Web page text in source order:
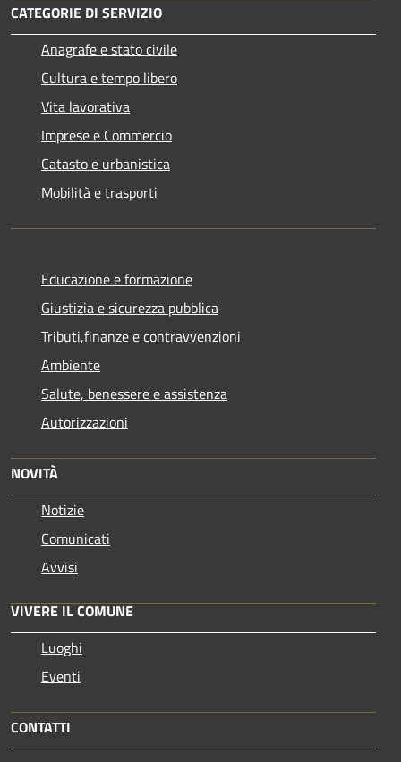
CATEGORIE DI SERVIZIO
Anagrafe e stato civile
Cultura e tempo libero
Vita lavorativa
Imprese e Commercio
Catasto e urbanistica
Mobilità e trasporti
Educazione e formazione
Giustizia e sicurezza pubblica
Tributi,finanze e contravvenzioni
Ambiente
Salute, benessere e assistenza
Autorizzazioni
NOVITÀ
Notizie
Comunicati
Avvisi
VIVERE IL COMUNE
Luoghi
Eventi
CONTATTI